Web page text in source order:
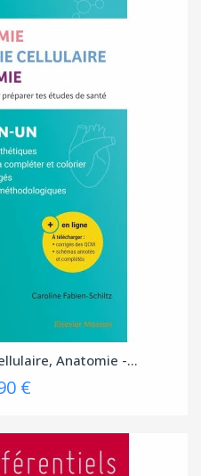
Anatomie -...
€